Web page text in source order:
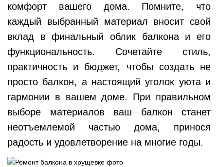
комфорт вашего дома. Помните, что
каждый выбранный материал вносит свой
вклад в финальный облик балкона и его
функциональность. Сочетайте стиль,
практичность и бюджет, чтобы создать не
просто балкон, а настоящий уголок уюта и
гармонии в вашем доме. При правильном
выборе материалов ваш балкон станет
неотъемлемой частью дома, принося
радость и удовлетворение на многие годы.